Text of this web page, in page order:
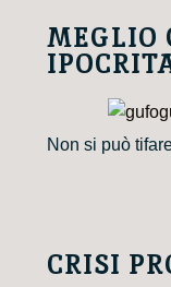
MEGLIO
Non si può
CRISI